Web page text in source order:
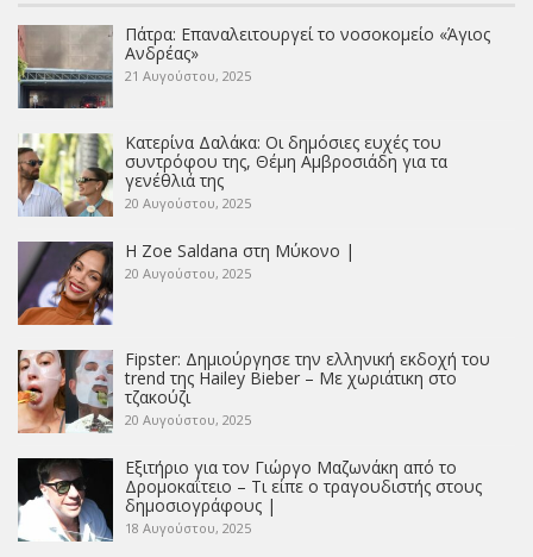
Πάτρα: Επαναλειτουργεί το νοσοκομείο «Άγιος
Ανδρέας»
21 Αυγούστου, 2025
Κατερίνα Δαλάκα: Οι δημόσιες ευχές του
συντρόφου της, Θέμη Αμβροσιάδη για τα
γενέθλιά της
20 Αυγούστου, 2025
Η Zoe Saldana στη Μύκονο |
20 Αυγούστου, 2025
Fipster: Δημιούργησε την ελληνική εκδοχή του
trend της Hailey Bieber – Με χωριάτικη στο
τζακούζι
20 Αυγούστου, 2025
Εξιτήριο για τον Γιώργο Μαζωνάκη από το
Δρομοκαΐτειο – Τι είπε ο τραγουδιστής στους
δημοσιογράφους |
18 Αυγούστου, 2025